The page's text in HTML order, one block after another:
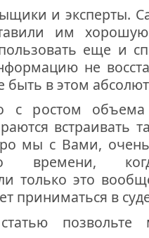
и эксперты.
им
еще и
не
быть в этом
с ростом
встраивать
мы с Вами,
времени,
только это
приниматься в
позвольте